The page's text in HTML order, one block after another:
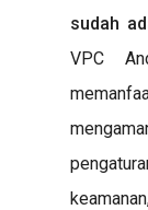
sudah
VPC